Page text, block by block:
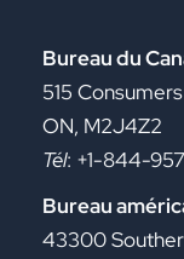
Bureau du
515
ON, M2J4Z2
Tél: +1-844-
Bureau
43300